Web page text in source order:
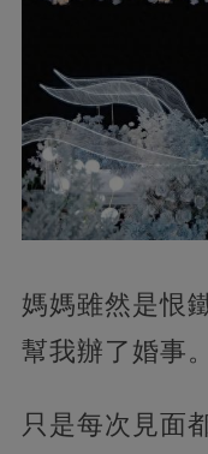
媽媽雖然是恨
幫我辦了婚事。
只是每次見面